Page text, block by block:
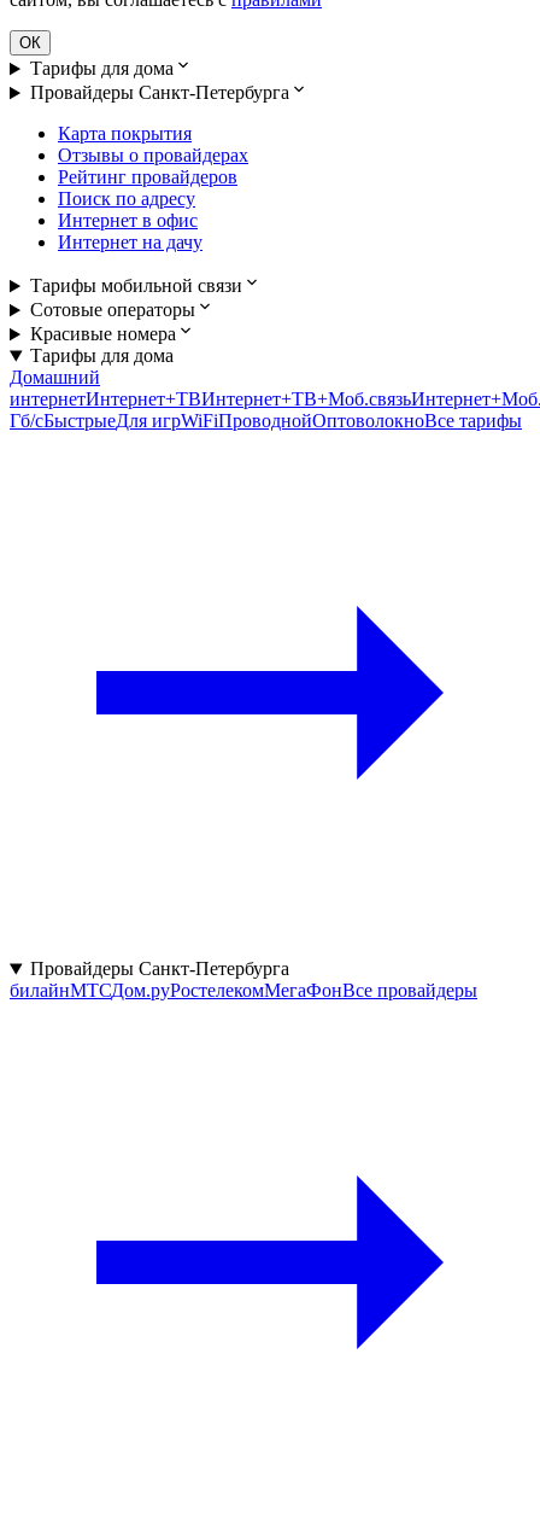
ОК
Тарифы для дома
Провайдеры Санкт-Петербурга
Карта покрытия
Отзывы о провайдерах
Рейтинг провайдеров
Поиск по адресу
Интернет в офис
Интернет на дачу
Тарифы мобильной связи
Сотовые операторы
Красивые номера
Тарифы для дома
Домашний
интернетИнтернет+ТВИнтернет+ТВ+Моб.связь
Гб/cБыстрыеДля игрWiFiПроводнойОптоволокноВсе тарифы
Провайдеры Санкт-Петербурга
билайнМТСДом.руРостелекомМегаФонВсе провайдеры